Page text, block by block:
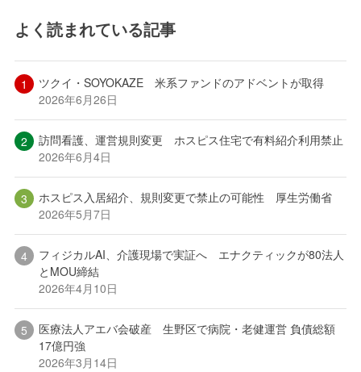
よく読まれている記事
ツクイ・SOYOKAZE 米系ファンドのアドベントが取得
2026年6月26日
訪問看護、運営規則変更 ホスピス住宅で有料紹介利用禁止
2026年6月4日
ホスピス入居紹介、規則変更で禁止の可能性 厚生労働省
2026年5月7日
フィジカルAI、介護現場で実証へ エナクティックが80法人
とMOU締結
2026年4月10日
医療法人アエバ会破産 生野区で病院・老健運営 負債総額
17億円強
2026年3月14日